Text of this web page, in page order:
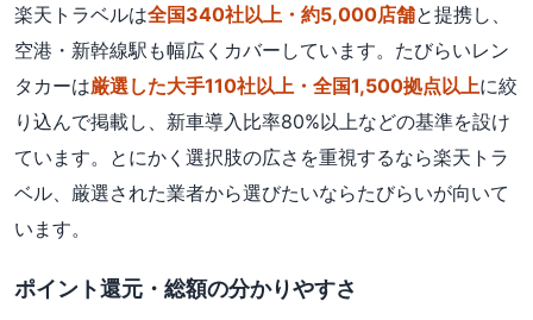
楽天トラベルは全国340社以上・約5,000店舗と提携し、
空港・新幹線駅も幅広くカバーしています。たびらいレン
タカーは厳選した大手110社以上・全国1,500拠点以上に絞
り込んで掲載し、新車導入比率80%以上などの基準を設け
ています。とにかく選択肢の広さを重視するなら楽天トラ
ベル、厳選された業者から選びたいならたびらいが向いて
います。
ポイント還元・総額の分かりやすさ